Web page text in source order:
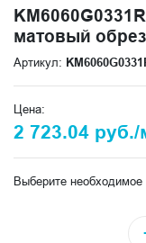
матовый
Артикул:
Цена:
2 723.04 руб./
Выберите необходимое